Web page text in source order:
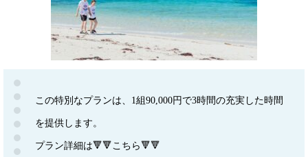
この特別なプランは、1組90,000円で3時間の充実した時間
を提供します。
プラン詳細は🔻🔻こちら🔻🔻